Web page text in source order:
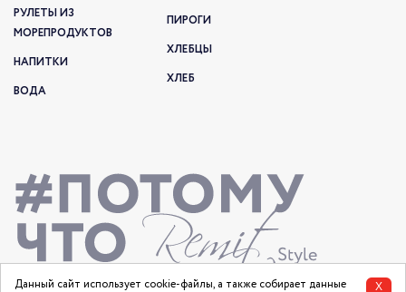
РУЛЕТЫ ИЗ
МОРЕПРОДУКТОВ
НАПИТКИ
ВОДА
ПИРОГИ
ХЛЕБЦЫ
ХЛЕБ
X
Данный сайт использует cookie-файлы, а также собирает данные